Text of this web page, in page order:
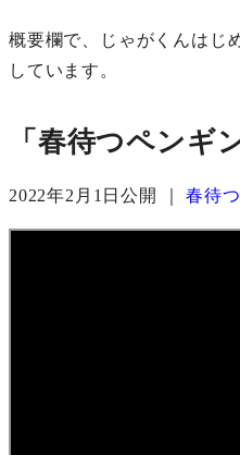
概要欄で、じゃがくんはじ
しています。
「春待つペンギ
2022年2月1日公開 ｜ 春待